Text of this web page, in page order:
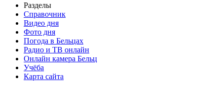
Разделы
Справочник
Видео дня
Фото дня
Погода в Бельцах
Радио и ТВ онлайн
Онлайн камера Бельц
Учёба
Карта сайта